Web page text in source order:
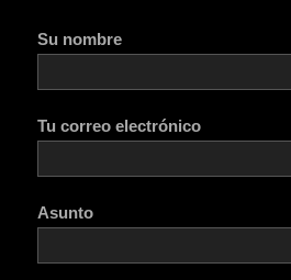
Su nombre
Tu correo electrónico
Asunto